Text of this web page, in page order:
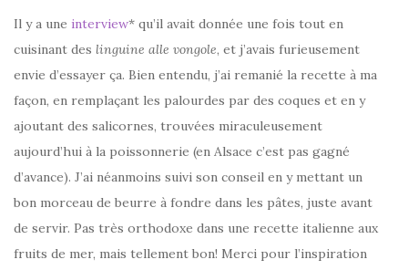
Il y a une interview* qu’il avait donnée une fois tout en
cuisinant des linguine alle vongole, et j’avais furieusement
envie d’essayer ça. Bien entendu, j’ai remanié la recette à ma
façon, en remplaçant les palourdes par des coques et en y
ajoutant des salicornes, trouvées miraculeusement
aujourd’hui à la poissonnerie (en Alsace c’est pas gagné
d’avance). J’ai néanmoins suivi son conseil en y mettant un
bon morceau de beurre à fondre dans les pâtes, juste avant
de servir. Pas très orthodoxe dans une recette italienne aux
fruits de mer, mais tellement bon! Merci pour l’inspiration